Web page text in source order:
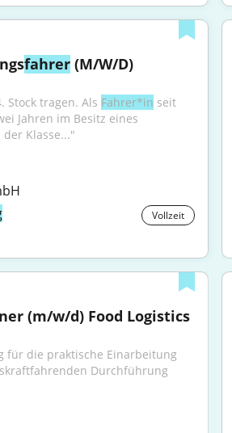
fahrer (M/W/D)
Stock tragen. Als Fahrer*in seit
Jahren im Besitz eines
Klasse..."
Vollzeit
(m/w/d) Food Logistics
für die praktische Einarbeitung
Durchführung